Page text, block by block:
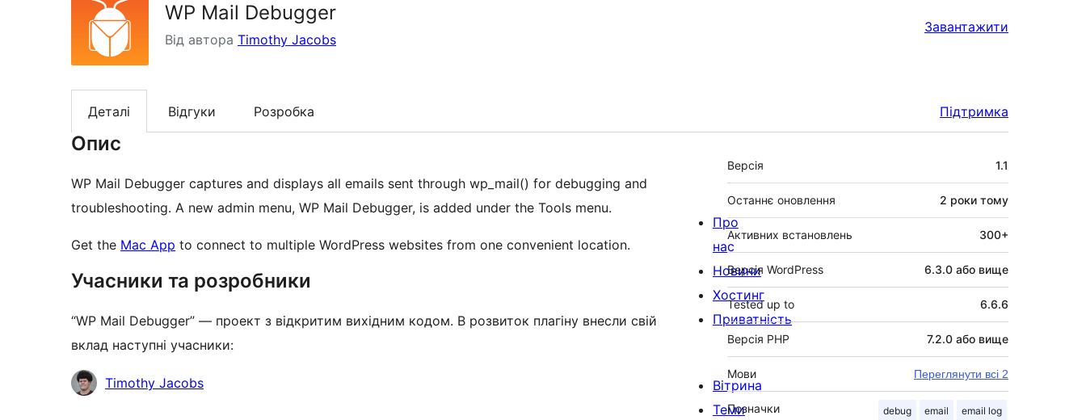
WP Mail Debugger
Від автора Timothy Jacobs
Завантажити
Деталі Відгуки Розробка Підтримка
Опис
WP Mail Debugger captures and displays all emails sent through wp_mail() for debugging and
troubleshooting. A new admin menu, WP Mail Debugger, is added under the Tools menu.
Get the Mac App to connect to multiple WordPress websites from one convenient location.
Учасники та розробники
“WP Mail Debugger” — проект з відкритим вихідним кодом. В розвиток плагіну внесли свій
вклад наступні учасники:
УчасникиTimothy Jacobs
Мета
Версія 1.1
Останнє оновлення 2 роки тому
Активних встановлень 300+
Версія WordPress 6.3.0 або вище
Tested up to 6.6.6
Версія PHP 7.2.0 або вище
Мови Переглянути всі 2
Позначки debug email email log
Про
нас
Новини
Хостинг
Приватність
Вітрина
Теми